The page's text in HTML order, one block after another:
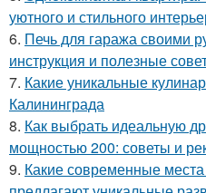
уютного и стильного
6. Печь для гаража своими
инструкция и полезные
7. Какие уникальные
Калининграда
8. Как выбрать идеальную
мощностью 200: советы и
9. Какие современные